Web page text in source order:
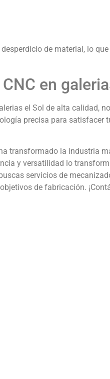
de material, lo
en
el Sol de alta calidad,
precisa para satisfacer
transformado la industria
y versatilidad lo
servicios de
de fabricación.